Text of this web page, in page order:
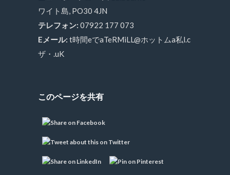
ワイト島, PO30 4JN
テレフォン: 07922 177 073
Eメール: t時間eでaTeRMiLL@ホットムa私l.c
ザ・.uK
このページを共有